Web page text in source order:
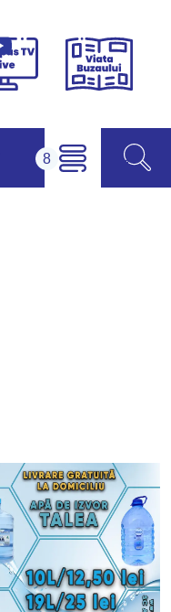
Campus
Viața